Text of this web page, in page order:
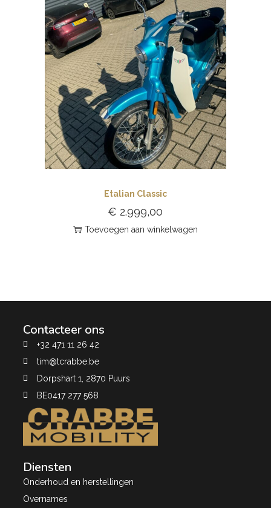
Etalian Classic
€ 2.999,00
Toevoegen aan winkelwagen
Contacteer ons
+32 471 11 26 42
tim@tcrabbe.be
Dorpshart 1, 2870 Puurs
BE0417 277 568
Diensten
Onderhoud en herstellingen
Overnames